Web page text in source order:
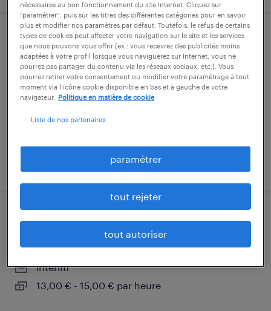
cableur (f/h)
pierrelatte, drôme
intérim
publié le 21 juillet 2026
electricien de chantier (f/h)
saint-paul-trois-châteaux, drôme
intérim
13,00 € - 15,00 € par heure
nécessaires au bon fonctionnement du site Internet. Cliquez sur
“paramétrer”, puis sur les titres des différentes catégories pour en savoir
plus et modifier nos paramètres par défaut. Toutefois, le refus de certains
types de cookies peut affecter votre navigation sur le site et les services
que nous pouvons vous offrir (ex : vous recevrez des publicités moins
adaptées à votre profil lorsque vous naviguerez sur Internet, vous ne
pourrez pas partager du contenu via les réseaux sociaux, etc.). Vous
pourrez retirer votre consentement ou modifier votre paramétrage à tout
moment via l’icône cookie disponible en bas et à gauche de votre
navigateur.
Politique en matière de cookie
Liste de nos partenaires
paramétrer
tout rejeter
tout autoriser